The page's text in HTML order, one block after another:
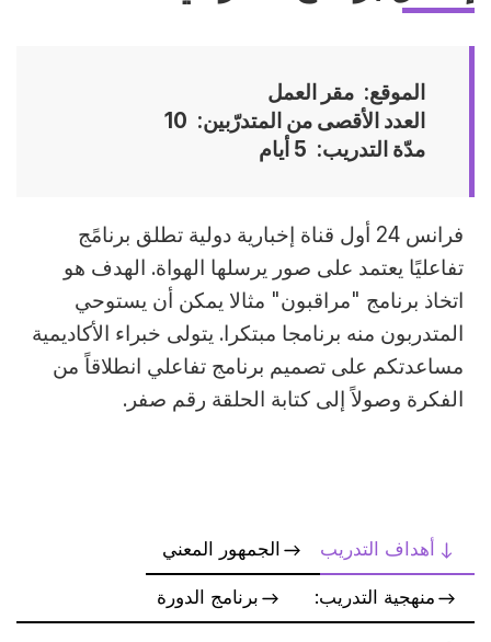
الموقع
مقر العمل
العدد الأقصى من المتدرّبين
10
مدّة التدريب
5 أيام
Accrocheفرانس 24 أول قناة إخبارية دولية تطلق برنامًج
تفاعليًا يعتمد على صور يرسلها الهواة. الهدف هو
اتخاذ برنامج "مراقبون" مثالا يمكن أن يستوحي
المتدربون منه برنامجا مبتكرا. يتولى خبراء الأكاديمية
مساعدتكم على تصميم برنامج تفاعلي انطلاقاً من
الفكرة وصولاً إلى كتابة الحلقة رقم صفر.
أهداف التدريب الجمهور المعني
منهجية التدريب: برنامج الدورة